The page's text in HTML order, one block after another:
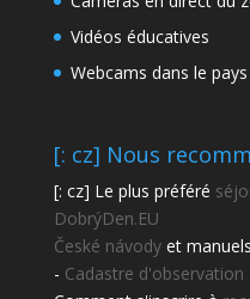
Vidéos éducatives
Webcams dans le pays
[: cz] Nous
[: cz] Le plus préféré
DobrýDen.EU
České návodyet
- Cadastre d'observation